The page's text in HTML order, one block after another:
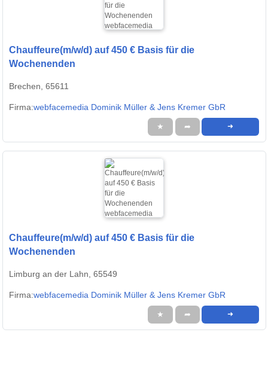
Chauffeure(m/w/d) auf 450 € Basis für die
Wochenenden
Brechen, 65611
Firma:webfacemedia Dominik Müller & Jens Kremer GbR
★ ➦ ➜
Chauffeure(m/w/d) auf 450 € Basis für die
Wochenenden
Limburg an der Lahn, 65549
Firma:webfacemedia Dominik Müller & Jens Kremer GbR
★ ➦ ➜